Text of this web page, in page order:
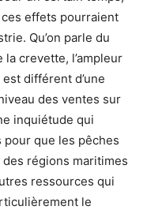
effets pourraient
Qu’on parle du
crevette, l’ampleur
différent d’une
des ventes sur
inquiétude qui
que les pêches
régions maritimes
ressources qui
le